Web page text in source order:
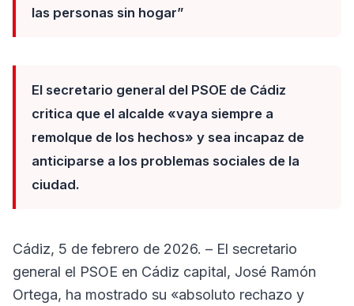
las personas sin hogar”
El secretario general del PSOE de Cádiz
critica que el alcalde «vaya siempre a
remolque de los hechos» y sea incapaz de
anticiparse a los problemas sociales de la
ciudad.
Cádiz, 5 de febrero de 2026. – El secretario
general el PSOE en Cádiz capital, José Ramón
Ortega, ha mostrado su «absoluto rechazo y